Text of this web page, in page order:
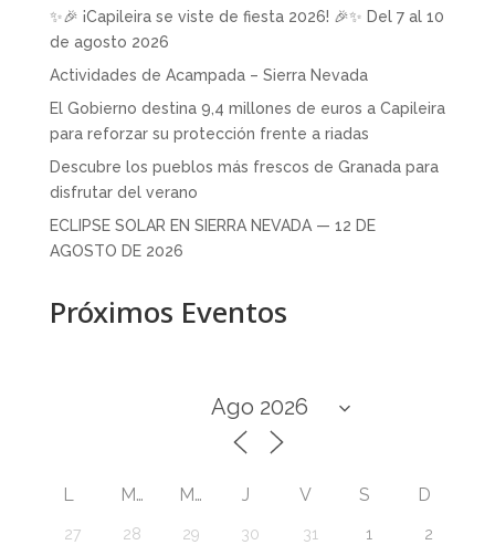
✨🎉 ¡Capileira se viste de fiesta 2026! 🎉✨ Del 7 al 10
de agosto 2026
Actividades de Acampada – Sierra Nevada
El Gobierno destina 9,4 millones de euros a Capileira
para reforzar su protección frente a riadas
Descubre los pueblos más frescos de Granada para
disfrutar del verano
ECLIPSE SOLAR EN SIERRA NEVADA — 12 DE
AGOSTO DE 2026
Próximos Eventos
L M M J V S D
27 28 29 30 31 1 2